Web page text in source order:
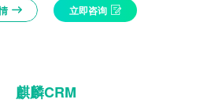
立即咨询
麒麟CRM